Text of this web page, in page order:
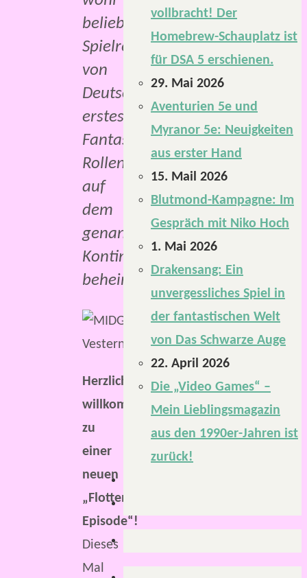
beliebtesten
Spielregionen
von
Deutschlands
erstes
Fantasy-
Rollenspiel
auf
dem
genannten
Kontinent
beheimatet.
Herzlich
willkommen
zu
einer
neuen
„Flotten
Episode“!
Dieses
Mal
vollbracht! Der
Homebrew-Schauplatz ist
für DSA 5 erschienen.
29. Mai 2026
Aventurien 5e und
Myranor 5e: Neuigkeiten
aus erster Hand
15. Mail 2026
Blutmond-Kampagne: Im
Gespräch mit Niko Hoch
1. Mai 2026
Drakensang: Ein
unvergessliches Spiel in
der fantastischen Welt
von Das Schwarze Auge
22. April 2026
Die „Video Games“ –
Mein Lieblingsmagazin
aus den 1990er-Jahren ist
zurück!